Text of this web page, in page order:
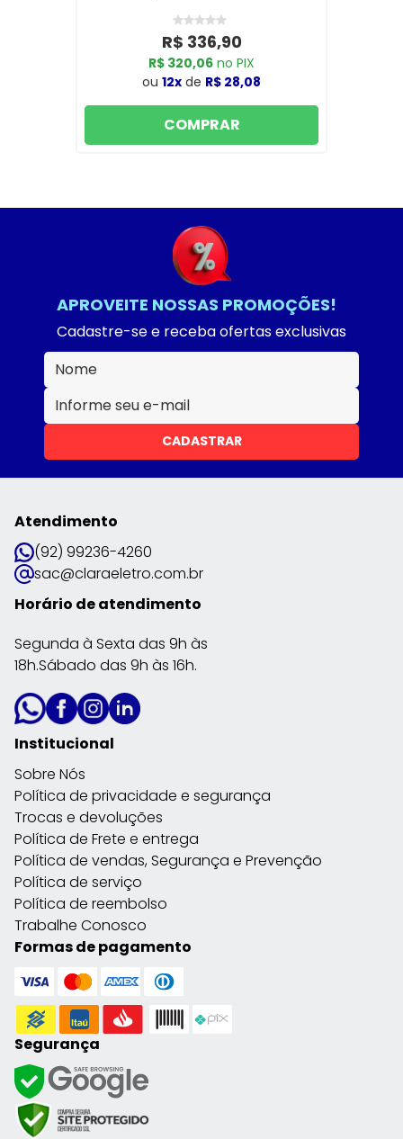
R$ 336,90
R$ 320,06 no PIX
ou 12x de R$ 28,08
COMPRAR
APROVEITE NOSSAS PROMOÇÕES!
Cadastre-se e receba ofertas exclusivas
CADASTRAR
Atendimento
(92) 99236-4260
sac@claraeletro.com.br
Horário de atendimento
Segunda à Sexta das 9h às
18h.Sábado das 9h às 16h.
Institucional
Sobre Nós
Política de privacidade e segurança
Trocas e devoluções
Política de Frete e entrega
Política de vendas, Segurança e Prevenção
Política de serviço
Política de reembolso
Trabalhe Conosco
Formas de pagamento
Segurança